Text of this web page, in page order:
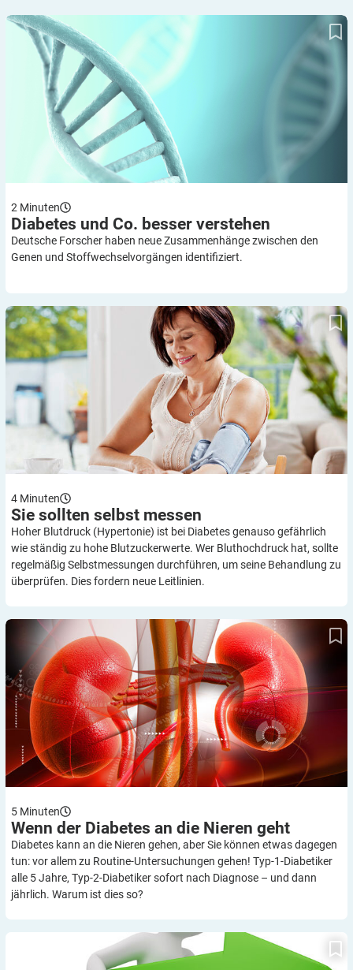
Diabetes und Co. besser verstehen
2 Minuten
Diabetes und Co. besser verstehen
Deutsche Forscher haben neue Zusammenhänge zwischen den
Genen und Stoffwechselvorgängen identifiziert.
Sie sollten selbst messen
4 Minuten
Sie sollten selbst messen
Hoher Blutdruck (Hypertonie) ist bei Diabetes genauso gefährlich
wie ständig zu hohe Blutzuckerwerte. Wer Bluthochdruck hat, sollte
regelmäßig Selbstmessungen durchführen, um seine Behandlung zu
überprüfen. Dies fordern neue Leitlinien.
Wenn der Diabetes an die Nieren geht
5 Minuten
Wenn der Diabetes an die Nieren geht
Diabetes kann an die Nieren gehen, aber Sie können etwas dagegen
tun: vor allem zu Routine-Untersuchungen gehen! Typ-1-Diabetiker
alle 5 Jahre, Typ-2-Diabetiker sofort nach Diagnose – und dann
jährlich. Warum ist dies so?
„Nervenschädigungen bei Diabetes“